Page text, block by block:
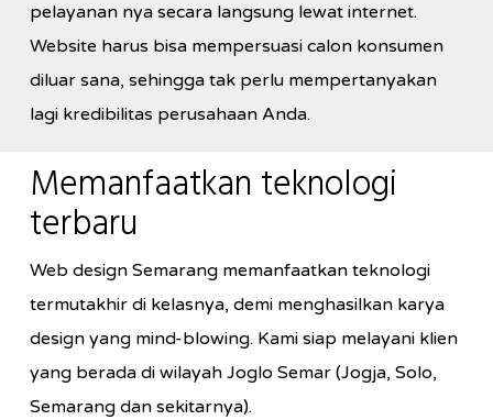
pelayanan nya secara langsung lewat internet.
Website harus bisa mempersuasi calon konsumen
diluar sana, sehingga tak perlu mempertanyakan
lagi kredibilitas perusahaan Anda.
Memanfaatkan teknologi
terbaru
Web design Semarang memanfaatkan teknologi
termutakhir di kelasnya, demi menghasilkan karya
design yang mind-blowing. Kami siap melayani klien
yang berada di wilayah Joglo Semar (Jogja, Solo,
Semarang dan sekitarnya).